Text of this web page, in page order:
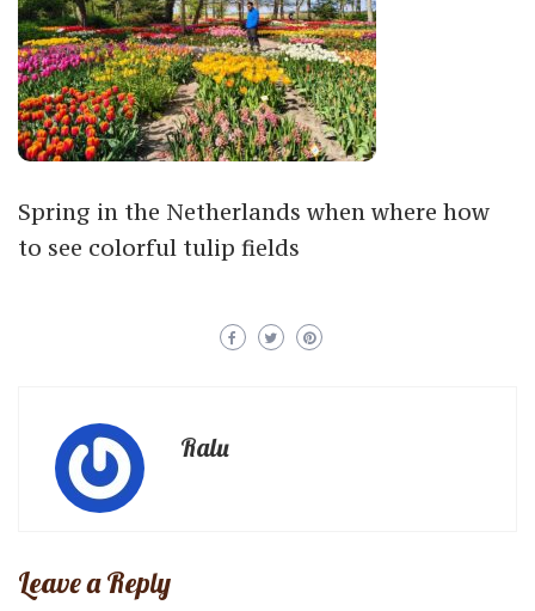
Spring in the Netherlands when where how
to see colorful tulip fields
Ralu
Leave a Reply